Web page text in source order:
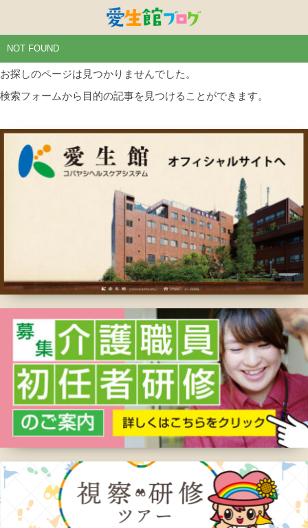
NOT FOUND
お探しのページは見つかりませんでした。
検索フォームから目的の記事を見つけることができます。
健康管理センター
しんかわ訪問看護ST
訪問リハビリセンター
小規模ひまわり
碧南市養護老人ホーム
HSひまわり
CPひまわり
DSひまわり・安城
小規模ひまわり・福釜
ひよこっこ
こども園ひまわり
さんさん
たいよう
お知らせ
採用に関する事